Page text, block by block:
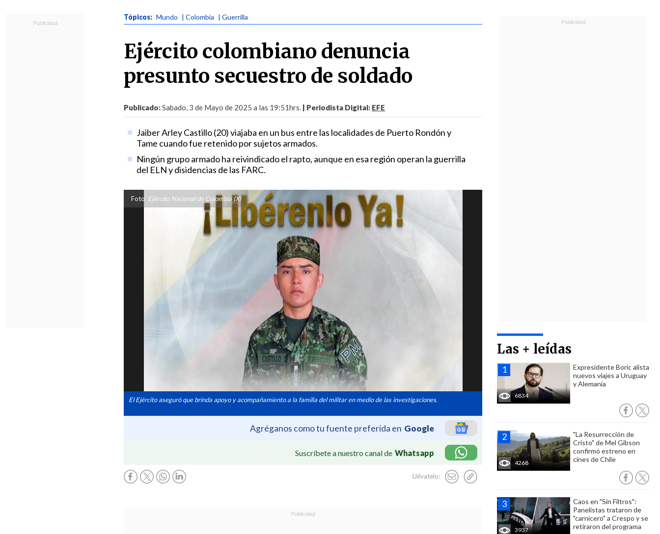
Tópicos: Mundo | Colombia | Guerrilla
Ejército colombiano denuncia
presunto secuestro de soldado
Publicado:Sabado, 3 de Mayo de 2025 a las 19:51hrs. | Periodista Digital: EFE
Jaiber Arley Castillo (20) viajaba en un bus entre las localidades de Puerto Rondón y
Tame cuando fue retenido por sujetos armados.
Ningún grupo armado ha reivindicado el rapto, aunque en esa región operan la guerrilla
del ELN y disidencias de las FARC.
Foto: Ejército Nacional de Colombia (X)
El Ejército aseguró que brinda apoyo y acompañamiento a la familia del militar en medio de las investigaciones.
Agréganos como tu fuente preferida en Google
Suscríbete a nuestro canal de Whatsapp
Llévatelo:
Las + leídas
6834
Expresidente Boric alista
nuevos viajes a Uruguay
y Alemania
4268
"La Resurrección de
Cristo" de Mel Gibson
confirmó estreno en
cines de Chile
3937
Caos en "Sin Filtros":
Panelistas trataron de
"carnicero" a Crespo y se
retiraron del programa